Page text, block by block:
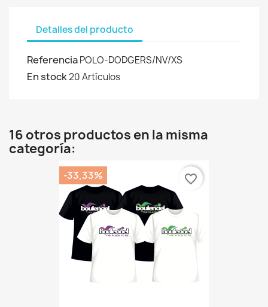
Detalles del producto
ReferenciaPOLO-DODGERS/NV/XS
En stock20 Artículos
16 otros productos en la misma
categoría:
-33,33% favorite_border